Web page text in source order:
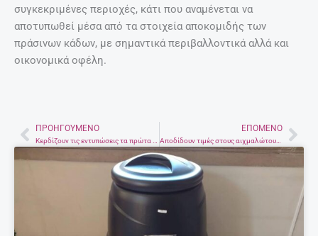
συγκεκριμένες περιοχές, κάτι που αναμένεται να
αποτυπωθεί μέσα από τα στοιχεία αποκομιδής των
πράσινων κάδων, με σημαντικά περιβαλλοντικά αλλά και
οικονομικά οφέλη.
PrevΠΡΟΗΓΟΎΜΕΝΟ
Κερδίζουν τις εντυπώσεις τα πρώτα έργα του Φεστιβάλ Γλυπτικής στην άμμο στην Αμμουδάρα – Φωτογραφίες και βίντεο
ΕΠΌΜΕΝΟ
Aποδίδουν τιμές στους αιχμαλώτους και νεκρούς της στοάς Μακάσι